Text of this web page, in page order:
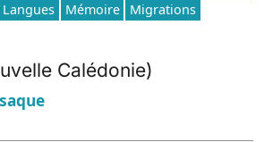
Langues Mémoire
Migrations
Calédonie)